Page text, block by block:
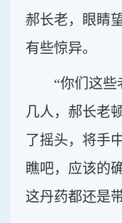
郝长老，眼睛
有些惊异。
“你们这
几人，郝长老
了摇头，将手
瞧吧，应该的
这丹药都还是